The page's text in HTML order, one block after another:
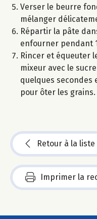
Verser le beurre
mélanger
Répartir la pâte
enfourner pendant
Rincer et équeuter
mixeur avec le
quelques secondes
pour ôter les grains.
Retour à la liste
Imprimer la